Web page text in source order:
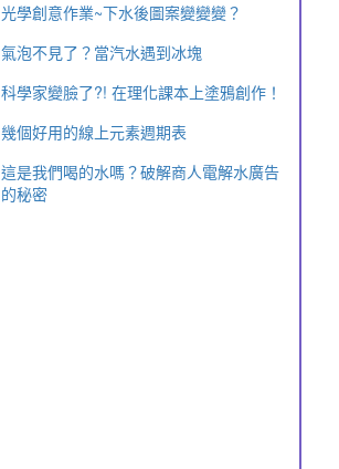
光學創意作業~下水後圖案變變變？
氣泡不見了？當汽水遇到冰塊
科學家變臉了?! 在理化課本上塗鴉創作！
幾個好用的線上元素週期表
這是我們喝的水嗎？破解商人電解水廣告
的秘密